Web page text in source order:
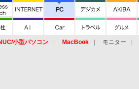
小型パソコン MacBook モニター